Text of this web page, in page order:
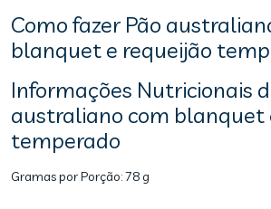
Como fazer Pão
blanquet e requeijão
Informações Nutricionais
australiano com blanquet
temperado
Gramas por Porção:78 g